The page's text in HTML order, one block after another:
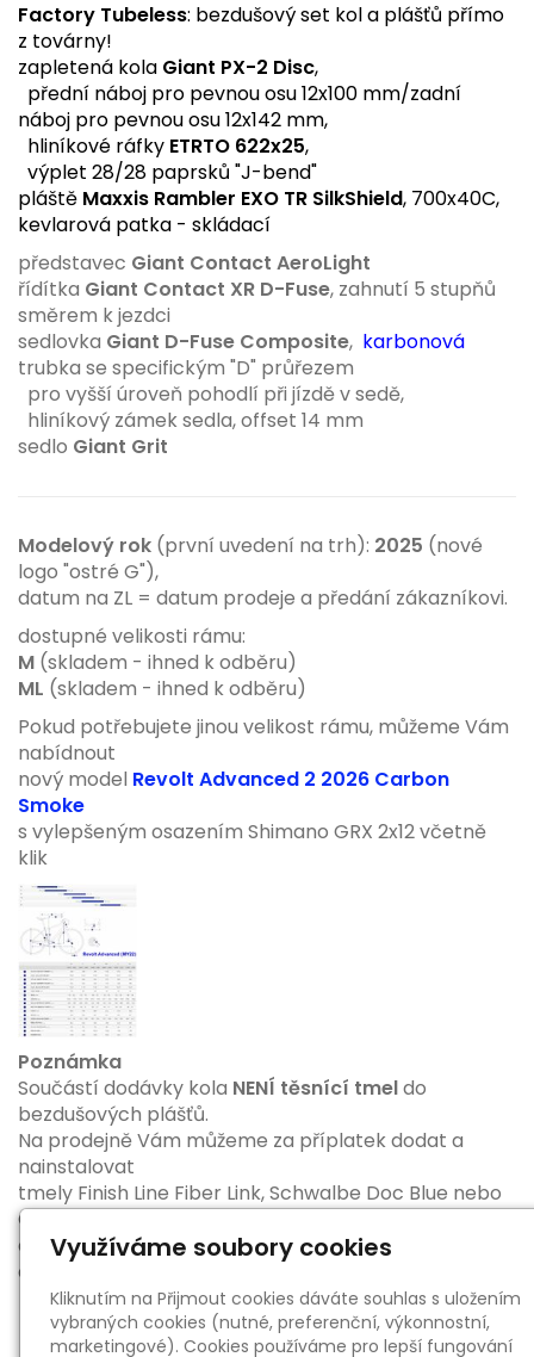
Factory Tubeless: bezdušový set kol a plášťů přímo
z továrny!
zapletená kola Giant PX-2 Disc,
přední náboj pro pevnou osu 12x100 mm/zadní
náboj pro pevnou osu 12x142 mm,
hliníkové ráfky ETRTO 622x25,
výplet 28/28 paprsků "J-bend"
pláště Maxxis Rambler EXO TR SilkShield, 700x40C,
kevlarová patka - skládací
představec Giant Contact AeroLight
řídítka Giant Contact XR D-Fuse, zahnutí 5 stupňů
směrem k jezdci
sedlovka Giant D-Fuse Composite, karbonová
trubka se specifickým "D" průřezem
pro vyšší úroveň pohodlí při jízdě v sedě,
hliníkový zámek sedla, offset 14 mm
sedlo Giant Grit
Modelový rok (první uvedení na trh): 2025 (nové
logo "ostré G"),
datum na ZL = datum prodeje a předání zákazníkovi.
dostupné velikosti rámu:
M (skladem - ihned k odběru)
ML (skladem - ihned k odběru)
Pokud potřebujete jinou velikost rámu, můžeme Vám
nabídnout
nový model Revolt Advanced 2 2026 Carbon
Smoke
s vylepšeným osazením Shimano GRX 2x12 včetně
klik
Poznámka
Součástí dodávky kola NENÍ těsnící tmeldo
bezdušových plášťů.
Na prodejně Vám můžeme za příplatek dodat a
nainstalovat
tmely Finish Line Fiber Link, Schwalbe Doc Blue nebo
OKO Magic Milk,
a to ve větším balení i s rezervou pro následné
dolévání během sezóny.
Využíváme soubory cookies
Kliknutím na Přijmout cookies dáváte souhlas s uložením
vybraných cookies (nutné, preferenční, výkonnostní,
marketingové). Cookies používáme pro lepší fungování